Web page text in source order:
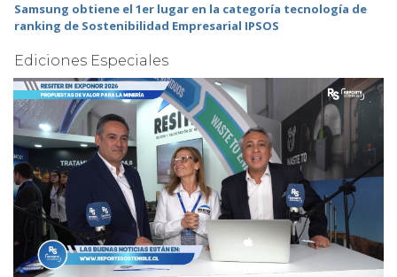
Samsung obtiene el 1er lugar en la categoría tecnología de
ranking de Sostenibilidad Empresarial IPSOS
Ediciones Especiales